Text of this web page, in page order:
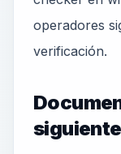
operadores
verificación.